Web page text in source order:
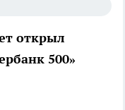
открыл
500»